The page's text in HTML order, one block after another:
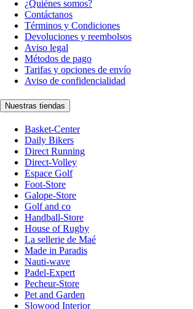
¿Quiénes somos?
Contáctanos
Términos y Condiciones
Devoluciones y reembolsos
Aviso legal
Métodos de pago
Tarifas y opciones de envío
Aviso de confidencialidad
Nuestras tiendas
Basket-Center
Daily Bikers
Direct Running
Direct-Volley
Espace Golf
Foot-Store
Galope-Store
Golf and co
Handball-Store
House of Rugby
La sellerie de Maé
Made in Paradis
Nauti-wave
Padel-Expert
Pecheur-Store
Pet and Garden
Slowood Interior